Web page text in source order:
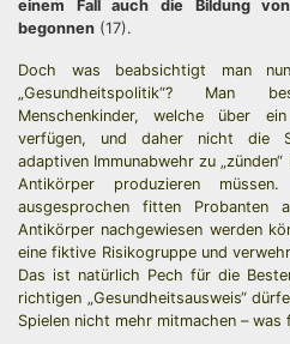
einem Fall auch die Bildung
begonnen (17).
Doch was beabsichtigt man
„Gesundheitspolitik“? Man
Menschenkinder, welche über
verfügen, und daher nicht die
adaptiven Immunabwehr zu
Antikörper produzieren
ausgesprochen fitten Probanten
Antikörper nachgewiesen werden
eine fiktive Risikogruppe und
Das ist natürlich Pech für die
richtigen „Gesundheitsausweis“
Spielen nicht mehr mitmachen –